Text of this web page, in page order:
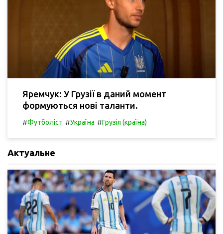
Яремчук: У Грузії в даний момент
формуються нові таланти.
#Футболіст #Україна #Грузія (країна)
Актуальне